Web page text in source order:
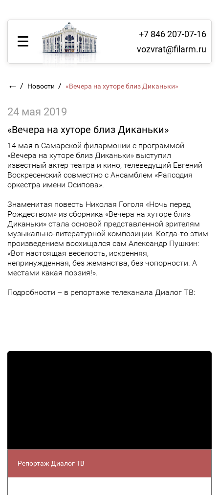
+7 846 207-07-16
vozvrat@filarm.ru
← / Новости / «Вечера на хуторе близ Диканьки»
24 мая 2019
«Вечера на хуторе близ Диканьки»
14 мая в Самарской филармонии с программой
«Вечера на хуторе близ Диканьки» выступил
известный актер театра и кино, телеведущий Евгений
Воскресенский совместно с Ансамблем «Рапсодия
оркестра имени Осипова».
Знаменитая повесть Николая Гоголя «Ночь перед
Рождеством» из сборника «Вечера на хуторе близ
Диканьки» стала основой представленной зрителям
музыкально-литературной композиции. Когда-то этим
произведением восхищался сам Александр Пушкин:
«Вот настоящая веселость, искренняя,
непринужденная, без жеманства, без чопорности. А
местами какая поэзия!».
Подробности – в репортаже телеканала Диалог ТВ:
Репортаж Диалог ТВ